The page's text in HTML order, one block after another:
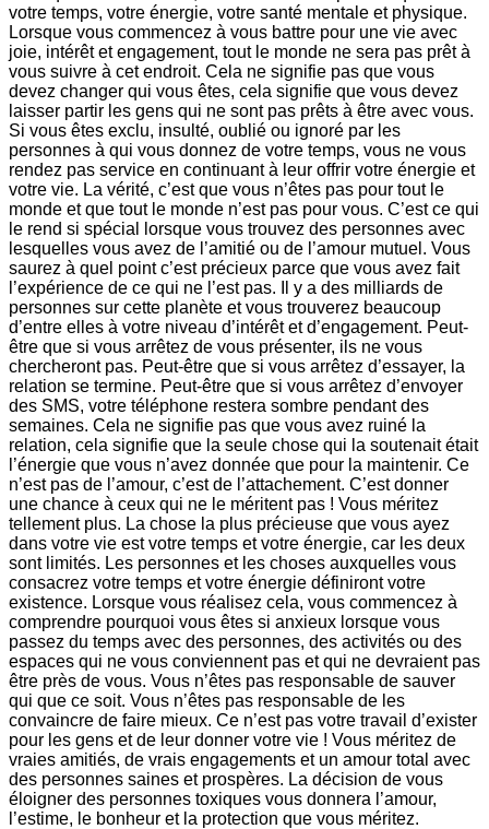
votre temps, votre énergie, votre santé mentale et physique.
Lorsque vous commencez à vous battre pour une vie avec
joie, intérêt et engagement, tout le monde ne sera pas prêt à
vous suivre à cet endroit. Cela ne signifie pas que vous
devez changer qui vous êtes, cela signifie que vous devez
laisser partir les gens qui ne sont pas prêts à être avec vous.
Si vous êtes exclu, insulté, oublié ou ignoré par les
personnes à qui vous donnez de votre temps, vous ne vous
rendez pas service en continuant à leur offrir votre énergie et
votre vie. La vérité, c’est que vous n’êtes pas pour tout le
monde et que tout le monde n’est pas pour vous. C’est ce qui
le rend si spécial lorsque vous trouvez des personnes avec
lesquelles vous avez de l’amitié ou de l’amour mutuel. Vous
saurez à quel point c’est précieux parce que vous avez fait
l’expérience de ce qui ne l’est pas. Il y a des milliards de
personnes sur cette planète et vous trouverez beaucoup
d’entre elles à votre niveau d’intérêt et d’engagement. Peut-
être que si vous arrêtez de vous présenter, ils ne vous
chercheront pas. Peut-être que si vous arrêtez d’essayer, la
relation se termine. Peut-être que si vous arrêtez d’envoyer
des SMS, votre téléphone restera sombre pendant des
semaines. Cela ne signifie pas que vous avez ruiné la
relation, cela signifie que la seule chose qui la soutenait était
l’énergie que vous n’avez donnée que pour la maintenir. Ce
n’est pas de l’amour, c’est de l’attachement. C’est donner
une chance à ceux qui ne le méritent pas ! Vous méritez
tellement plus. La chose la plus précieuse que vous ayez
dans votre vie est votre temps et votre énergie, car les deux
sont limités. Les personnes et les choses auxquelles vous
consacrez votre temps et votre énergie définiront votre
existence. Lorsque vous réalisez cela, vous commencez à
comprendre pourquoi vous êtes si anxieux lorsque vous
passez du temps avec des personnes, des activités ou des
espaces qui ne vous conviennent pas et qui ne devraient pas
être près de vous. Vous n’êtes pas responsable de sauver
qui que ce soit. Vous n’êtes pas responsable de les
convaincre de faire mieux. Ce n’est pas votre travail d’exister
pour les gens et de leur donner votre vie ! Vous méritez de
vraies amitiés, de vrais engagements et un amour total avec
des personnes saines et prospères. La décision de vous
éloigner des personnes toxiques vous donnera l’amour,
l’estime, le bonheur et la protection que vous méritez.